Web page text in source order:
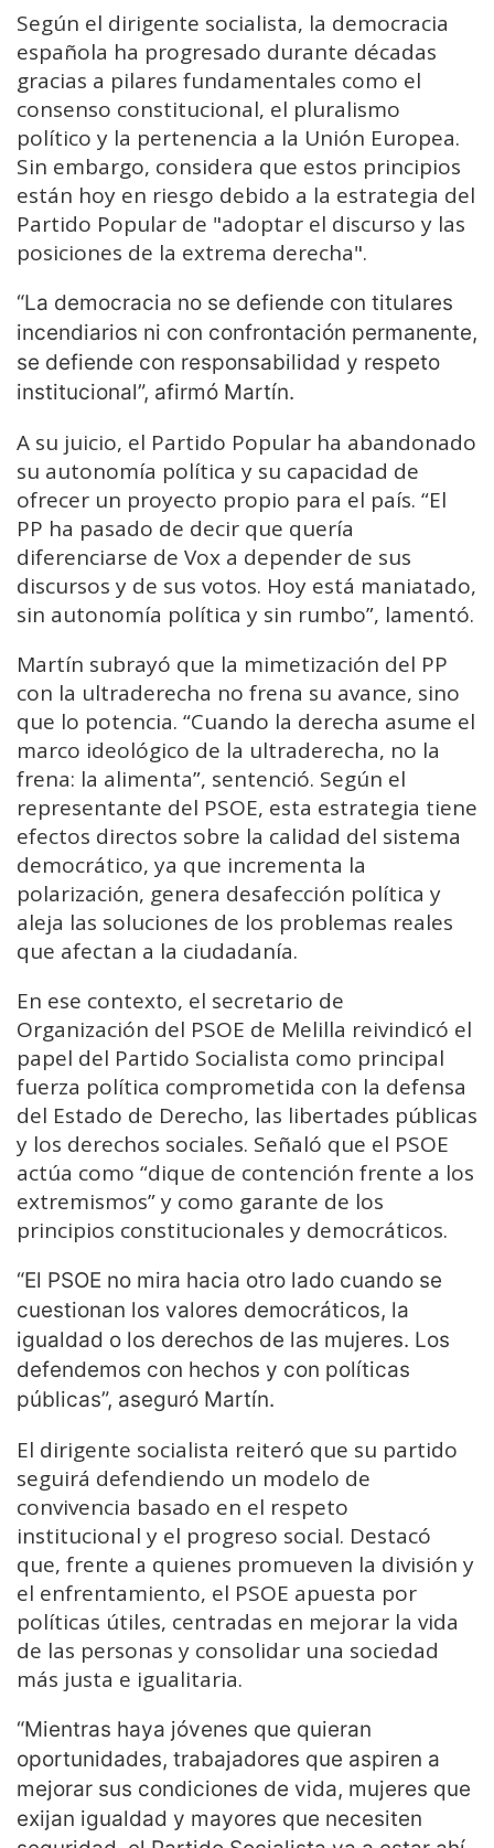
Según el dirigente socialista, la democracia
española ha progresado durante décadas
gracias a pilares fundamentales como el
consenso constitucional, el pluralismo
político y la pertenencia a la Unión Europea.
Sin embargo, considera que estos principios
están hoy en riesgo debido a la estrategia del
Partido Popular de "adoptar el discurso y las
posiciones de la extrema derecha".
“La democracia no se defiende con titulares
incendiarios ni con confrontación permanente,
se defiende con responsabilidad y respeto
institucional”, afirmó Martín.
A su juicio, el Partido Popular ha abandonado
su autonomía política y su capacidad de
ofrecer un proyecto propio para el país. “El
PP ha pasado de decir que quería
diferenciarse de Vox a depender de sus
discursos y de sus votos. Hoy está maniatado,
sin autonomía política y sin rumbo”, lamentó.
Martín subrayó que la mimetización del PP
con la ultraderecha no frena su avance, sino
que lo potencia. “Cuando la derecha asume el
marco ideológico de la ultraderecha, no la
frena: la alimenta”, sentenció. Según el
representante del PSOE, esta estrategia tiene
efectos directos sobre la calidad del sistema
democrático, ya que incrementa la
polarización, genera desafección política y
aleja las soluciones de los problemas reales
que afectan a la ciudadanía.
En ese contexto, el secretario de
Organización del PSOE de Melilla reivindicó el
papel del Partido Socialista como principal
fuerza política comprometida con la defensa
del Estado de Derecho, las libertades públicas
y los derechos sociales. Señaló que el PSOE
actúa como “dique de contención frente a los
extremismos” y como garante de los
principios constitucionales y democráticos.
“El PSOE no mira hacia otro lado cuando se
cuestionan los valores democráticos, la
igualdad o los derechos de las mujeres. Los
defendemos con hechos y con políticas
públicas”, aseguró Martín.
El dirigente socialista reiteró que su partido
seguirá defendiendo un modelo de
convivencia basado en el respeto
institucional y el progreso social. Destacó
que, frente a quienes promueven la división y
el enfrentamiento, el PSOE apuesta por
políticas útiles, centradas en mejorar la vida
de las personas y consolidar una sociedad
más justa e igualitaria.
“Mientras haya jóvenes que quieran
oportunidades, trabajadores que aspiren a
mejorar sus condiciones de vida, mujeres que
exijan igualdad y mayores que necesiten